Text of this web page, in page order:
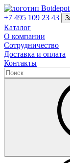
+7 495 109 23 43
Каталог
О компании
Сотрудничество
Доставка и оплата
Контакты